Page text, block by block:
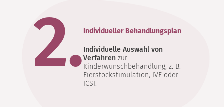
2. Individueller Behandlungsplan
Individuelle Auswahl von
Verfahrenzur
Kinderwunschbehandlung, z. B.
Eierstockstimulation, IVF oder
ICSI.